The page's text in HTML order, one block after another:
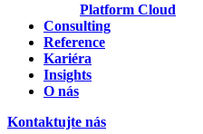
Platform Cloud
Consulting
Reference
Kariéra
Insights
O nás
Kontaktujte nás